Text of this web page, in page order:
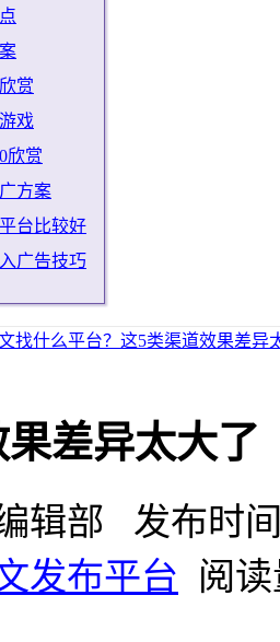
赏
戏
欣赏
方案
台比较好
广告技巧
找什么平台？这5类渠道效果差异
差异太大了
辑部 发布时间
发布平台 阅读